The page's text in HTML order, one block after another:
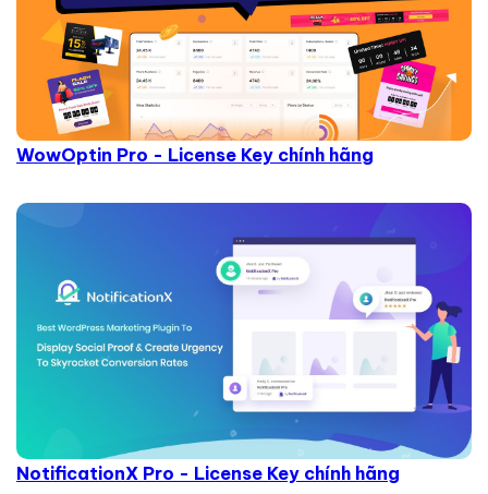
WowOptin Pro - License Key chính hãng
NotificationX Pro - License Key chính hãng